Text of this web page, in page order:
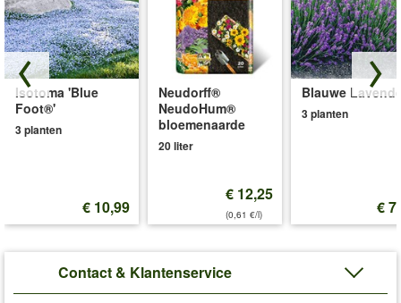
Isotoma 'Blue
Foot®'
3 planten
€ 10,99
Neudorff®
NeudoHum®
bloemenaarde
20 liter
€ 12,25
(0,61 €/l)
Blauwe
3 planten
€
Contact & Klantenservice